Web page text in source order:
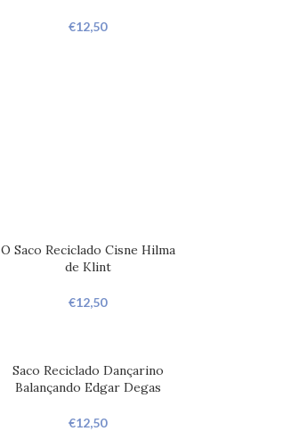
€12,50
O Saco Reciclado Cisne Hilma
de Klint
€12,50
Saco Reciclado Dançarino
Balançando Edgar Degas
€12,50